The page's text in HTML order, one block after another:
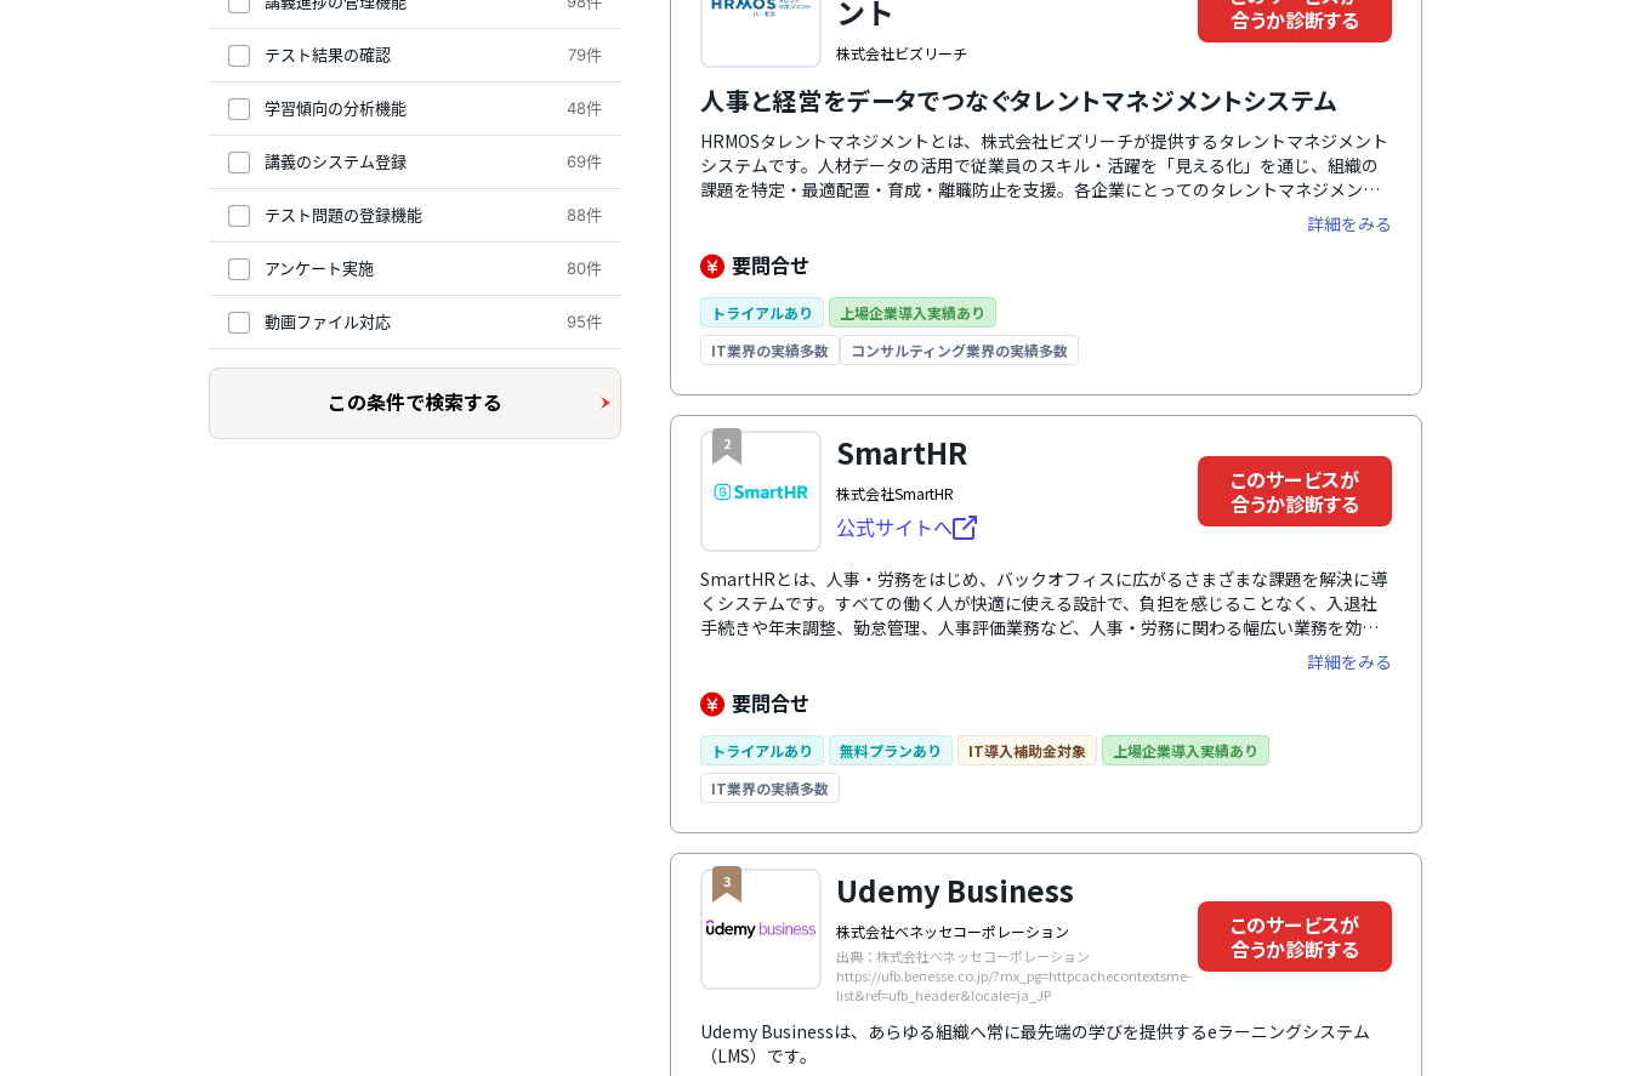
テスト結果の確認 79件
学習傾向の分析機能 48件
講義のシステム登録 69件
テスト問題の登録機能 88件
アンケート実施 80件
動画ファイル対応 95件
この条件で検索する
ント
株式会社ビズリーチ
合うか診断する
人事と経営をデータでつなぐタレントマネジメントシステム
HRMOSタレントマネジメントとは、株式会社ビズリーチが提供するタレントマネジメント
システムです。人材データの活用で従業員のスキル・活躍を「見える化」を通じ、組織の
課題を特定・最適配置・育成・離職防止を支援。各企業にとってのタレントマネジメント
の成功・戦略人事の実現に向けて徹底的に伴走します。「社内版ビズリーチ」プランで
は、社内の人材とポジションのマッチングをAIにより最適化できます。また、シリーズ連
携も強化しており、HRMOS採用やHRMOS勤怠との自動連携でより業務の効率化につなが
ります。
詳細をみる
要問合せ
トライアルあり
上場企業導入実績あり
IT業界の実績多数
コンサルティング業界の実績多数
2 SmartHR
株式会社SmartHR
公式サイトへ
このサービスが
合うか診断する
SmartHRとは、人事・労務をはじめ、バックオフィスに広がるさまざまな課題を解決に導
くシステムです。すべての働く人が快適に使える設計で、負担を感じることなく、入退社
手続きや年末調整、勤怠管理、人事評価業務など、人事・労務に関わる幅広い業務を効率
化します。 さらに、業務の中で自然に蓄まる正確な従業員データによって従業員の人員配
置や育成、人事評価の精度を向上。 毎日の負担を減らしながら従業員の力を引き出し、組
織の生産性向上と持続的な成果を創出する戦略人事を実現します。
詳細をみる
要問合せ
トライアルあり 無料プランあり IT導入補助金対象
上場企業導入実績あり
IT業界の実績多数
3 Udemy Business
株式会社ベネッセコーポレーション
出典：株式会社ベネッセコーポレーション
https://ufb.benesse.co.jp/?mx_pg=httpcachecontextsme-
list&ref=ufb_header&locale=ja_JP
このサービスが
合うか診断する
Udemy Businessは、あらゆる組織へ常に最先端の学びを提供するeラーニングシステム
（LMS）です。